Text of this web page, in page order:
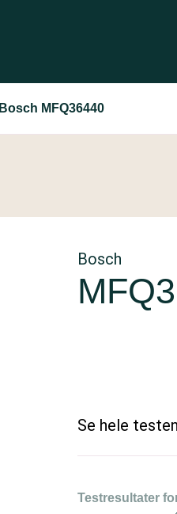
Bosch MFQ36440
Bosch
Se hele
Testresultater